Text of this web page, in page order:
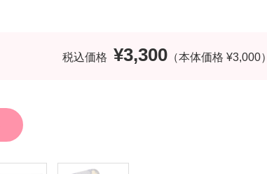
税込価格 ¥3,300 （本体価格 ¥3,000）